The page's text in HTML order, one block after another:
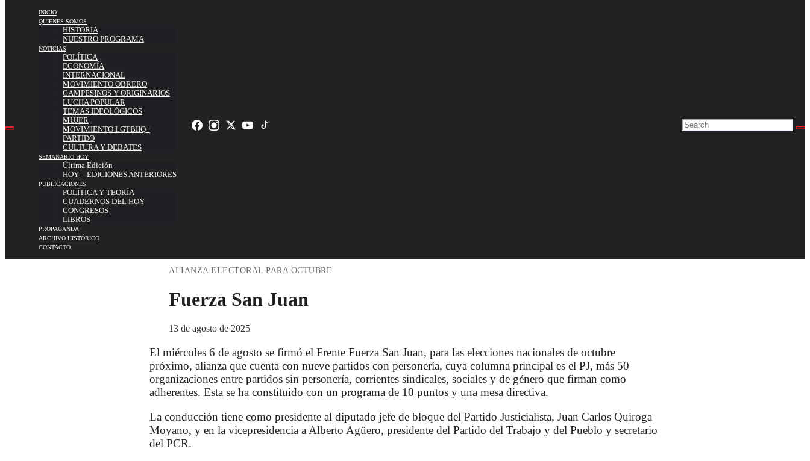
INICIO
QUIENES SOMOS
HISTORIA
NUESTRO PROGRAMA
NOTICIAS
POLÍTICA
ECONOMÍA
INTERNACIONAL
MOVIMIENTO OBRERO
CAMPESINOS Y ORIGINARIOS
LUCHA POPULAR
TEMAS IDEOLÓGICOS
MUJER
MOVIMIENTO LGTBIIQ+
PARTIDO
CULTURA Y DEBATES
SEMANARIO HOY
Última Edición
HOY – EDICIONES ANTERIORES
PUBLICACIONES
POLÍTICA Y TEORÍA
CUADERNOS DEL HOY
CONGRESOS
LIBROS
PROPAGANDA
ARCHIVO HISTÓRICO
CONTACTO
ALIANZA ELECTORAL PARA OCTUBRE
Fuerza San Juan
13 de agosto de 2025
El miércoles 6 de agosto se firmó el Frente Fuerza San Juan, para las elecciones nacionales de octubre
próximo, alianza que cuenta con nueve partidos con personería, cuya columna principal es el PJ, más 50
organizaciones entre partidos sin personería, corrientes sindicales, sociales y de género que firman como
adherentes. Esta se ha constituido con un programa de 10 puntos y una mesa directiva.
La conducción tiene como presidente al diputado jefe de bloque del Partido Justicialista, Juan Carlos Quiroga
Moyano, y en la vicepresidencia a Alberto Agüero, presidente del Partido del Trabajo y del Pueblo y secretario
del PCR.